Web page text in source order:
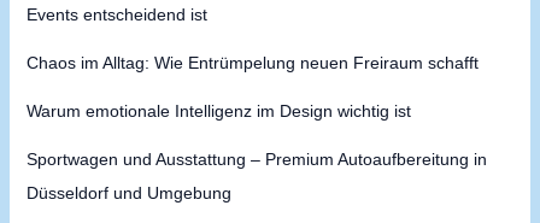
Events entscheidend ist
Chaos im Alltag: Wie Entrümpelung neuen Freiraum schafft
Warum emotionale Intelligenz im Design wichtig ist
Sportwagen und Ausstattung – Premium Autoaufbereitung in
Düsseldorf und Umgebung